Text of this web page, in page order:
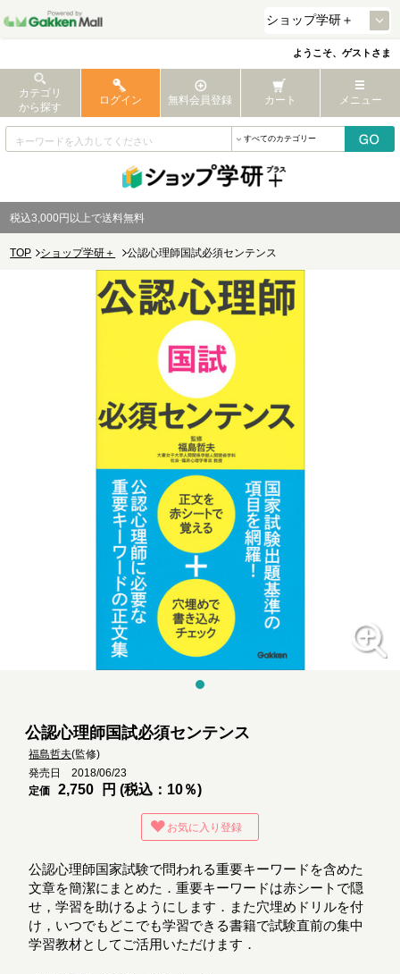
ようこそ、ゲストさま
カテゴリ
から探す
ログイン 無料会員登録 カート メニュー
税込3,000円以上で送料無料
TOP ショップ学研＋ 公認心理師国試必須センテンス
公認心理師国試必須センテンス
福島哲夫(監修)
発売日 2018/06/23
定価
2,750 円 (税込：10％)
お気に入り登録
公認心理師国家試験で問われる重要キーワードを含めた
文章を簡潔にまとめた．重要キーワードは赤シートで隠
せ，学習を助けるようにします．また穴埋めドリルを付
け，いつでもどこでも学習できる書籍で試験直前の集中
学習教材としてご活用いただけます．